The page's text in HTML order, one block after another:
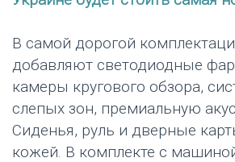
В самой дорогой
добавляют светодиодные
камеры кругового обзора,
слепых зон, премиальную
Сиденья, руль и дверные
кожей. В комплекте с